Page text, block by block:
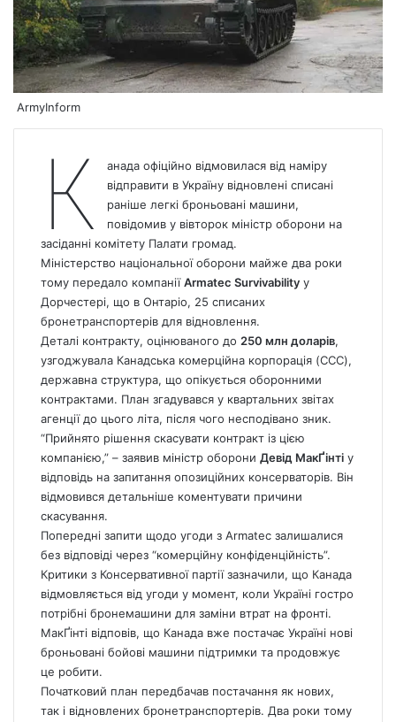
ArmyInform
К анадаофіційно відмовилася від наміру
відправити в Україну відновлені списані
раніше легкі броньовані машини,
повідомив у вівторок міністр оборони на
засіданні комітету Палати громад.
Міністерство національної оборони майже два роки
тому передало компаніїArmatec Survivability у
Дорчестері, що в Онтаріо, 25 списаних
бронетранспортерів для відновлення.
Деталі контракту, оцінюваного до 250 млн доларів,
узгоджувала Канадська комерційна корпорація (CCC),
державна структура, що опікується оборонними
контрактами. План згадувався у квартальних звітах
агенції до цього літа, після чого несподівано зник.
“Прийнято рішення скасувати контракт із цією
компанією,” – заявив міністр оборони Девід МакҐінті у
відповідь на запитання опозиційних консерваторів. Він
відмовився детальніше коментувати причини
скасування.
Попередні запити щодо угоди з Armatec залишалися
без відповіді через “комерційну конфіденційність”.
Критики з Консервативної партії зазначили, що Канада
відмовляється від угоди у момент, коли Україні гостро
потрібні бронемашини для заміни втрат на фронті.
МакҐінті відповів, що Канада вже постачає Україні нові
броньовані бойові машини підтримки та продовжує
це робити.
Початковий план передбачав постачання як нових,
так і відновлених бронетранспортерів. Два роки тому